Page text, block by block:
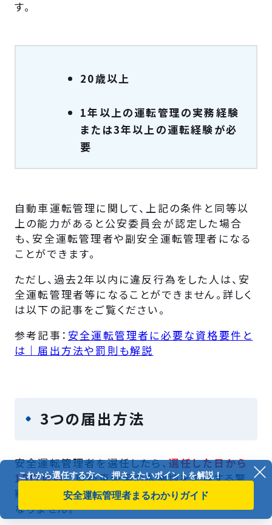
す。
20歳以上
1年以上の運転管理の実務経験
または3年以上の運転経験が必
要
自動車運転管理に関して、上記の条件と同等以
上の能力があると公安委員会が認定した場合
も、安全運転管理者や副安全運転管理者になる
ことができます。
ただし、過去2年以内に違反行為をした人は、安
全運転管理者等になることができません。詳しく
は以下の記事をご覧ください。
参考記事： 安全運転管理者に必要な資格要件と
は｜届出方法や罰則も解説
3つの届出方法
安全運転管理者を選任したら、選任した日から
15日以内に自動車使用の本拠地を管轄する警
察署を経由して、公安委員会に届け出なければ
なりません。